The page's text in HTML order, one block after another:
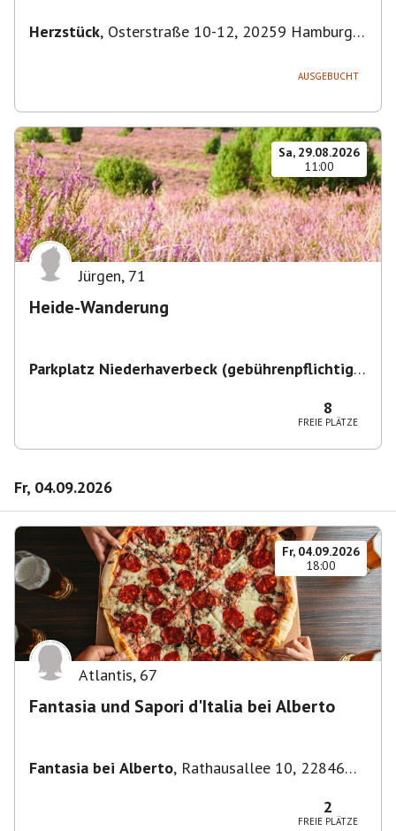
Herzstück, Osterstraße 10-12, 20259 Hamburg-
AUSGEBUCHT
Sa, 29.08.2026
11:00
Jürgen, 71
Heide-Wanderung
Parkplatz Niederhaverbeck (gebührenpflichtig),
8
FREIE PLÄTZE
Fr, 04.09.2026
Fr, 04.09.2026
18:00
Atlantis, 67
Fantasia und Sapori d'Italia bei Alberto
Fantasia bei Alberto, Rathausallee 10, 22846
2
FREIE PLÄTZE